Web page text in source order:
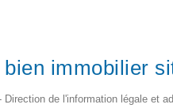
immobilier
Direction de l'information légale et